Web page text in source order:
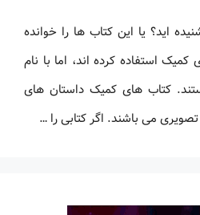
اید؟ یا این کتاب ها را خوانده
کمیک استفاده کرده اند، اما با نام
کتاب های کمیک داستان های
می باشند. اگر کتابی را …